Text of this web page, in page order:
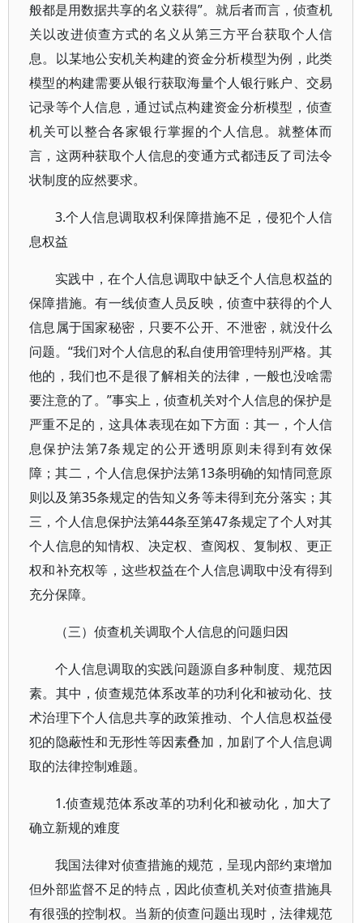
般都是用数据共享的名义获得”。就后者而言，侦查机
关以改进侦查方式的名义从第三方平台获取个人信
息。以某地公安机关构建的资金分析模型为例，此类
模型的构建需要从银行获取海量个人银行账户、交易
记录等个人信息，通过试点构建资金分析模型，侦查
机关可以整合各家银行掌握的个人信息。就整体而
言，这两种获取个人信息的变通方式都违反了司法令
状制度的应然要求。
3.个人信息调取权利保障措施不足，侵犯个人信
息权益
实践中，在个人信息调取中缺乏个人信息权益的
保障措施。有一线侦查人员反映，侦查中获得的个人
信息属于国家秘密，只要不公开、不泄密，就没什么
问题。“我们对个人信息的私自使用管理特别严格。其
他的，我们也不是很了解相关的法律，一般也没啥需
要注意的了。”事实上，侦查机关对个人信息的保护是
严重不足的，这具体表现在如下方面：其一，个人信
息保护法第7条规定的公开透明原则未得到有效保
障；其二，个人信息保护法第13条明确的知情同意原
则以及第35条规定的告知义务等未得到充分落实；其
三，个人信息保护法第44条至第47条规定了个人对其
个人信息的知情权、决定权、查阅权、复制权、更正
权和补充权等，这些权益在个人信息调取中没有得到
充分保障。
（三）侦查机关调取个人信息的问题归因
个人信息调取的实践问题源自多种制度、规范因
素。其中，侦查规范体系改革的功利化和被动化、技
术治理下个人信息共享的政策推动、个人信息权益侵
犯的隐蔽性和无形性等因素叠加，加剧了个人信息调
取的法律控制难题。
1.侦查规范体系改革的功利化和被动化，加大了
确立新规的难度
我国法律对侦查措施的规范，呈现内部约束增加
但外部监督不足的特点，因此侦查机关对侦查措施具
有很强的控制权。当新的侦查问题出现时，法律规范